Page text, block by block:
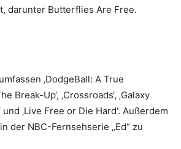
darunter Butterflies Are Free.
‚DodgeBall: A True
Break-Up‘, ‚Crossroads‘, ‚Galaxy
und ‚Live Free or Die Hard‘. Außerdem
der NBC-Fernsehserie „Ed“ zu